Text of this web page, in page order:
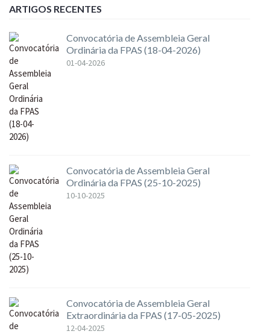
ARTIGOS RECENTES
Convocatória de Assembleia Geral
Ordinária da FPAS (18-04-2026)
01-04-2026
Convocatória de Assembleia Geral
Ordinária da FPAS (25-10-2025)
10-10-2025
Convocatória de Assembleia Geral
Extraordinária da FPAS (17-05-2025)
12-04-2025